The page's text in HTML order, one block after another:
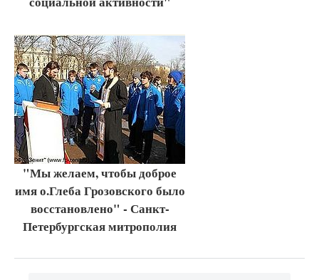
"Мы желаем, чтобы доброе
имя о.Глеба Грозовского было
восстановлено" - Санкт-
Петербургская митрополия